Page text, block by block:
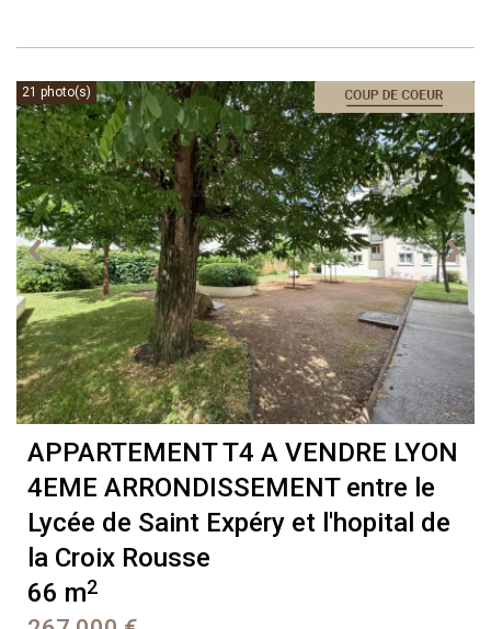
21 photo(s)
APPARTEMENT T4 A VENDRE LYON
4EME ARRONDISSEMENT entre le
Lycée de Saint Expéry et l'hopital de
la Croix Rousse
66 m2